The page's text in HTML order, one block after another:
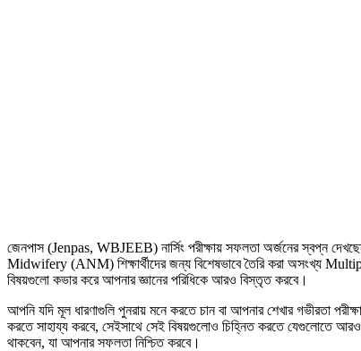
জেনপাস (Jenpas, WBJEEB) নার্সিং পরীক্ষায় সফলতা অর্জনের
Midwifery (ANM) শিক্ষার্থীদের জন্য বিশেষভাবে তৈরি করা অসংখ্য
বিষয়গুলো কভার করে আপনার জ্ঞানের পরিধিকে আরও বিস্তৃত করবে।
আপনি যদি মূল ধারণাগুলি পুনরায় মনে করতে চান বা আপনার শেখার গভীরতা
করতে সাহায্য করবে, সেইসাথে সেই বিষয়গুলোও চিহ্নিত করতে যেগুলোতে
থাকবেন, যা আপনার সফলতা নিশ্চিত করবে।